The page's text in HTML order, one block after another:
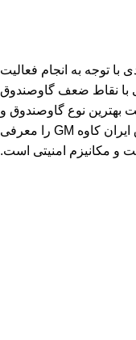
با توجه به انجام فعالیت
با نقاط ضعف گاوصندوق
بهترین نوع گاوصندوق و
رفع نقاط ضعف آن کرده و برند گاوصندوق ایران کاوه GM را معرفی
و مکانیزم امنیتی است.